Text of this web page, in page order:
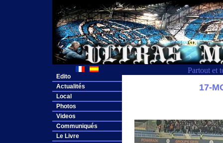
Partout et
Edito
Actualités
Local
Photos
Videos
Communiqués
Le Livre
17-